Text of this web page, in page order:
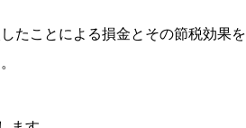
たことによる損金とその節税効果を